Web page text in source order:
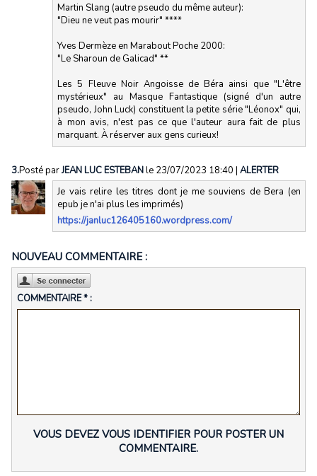
Martin Slang (autre pseudo du même auteur):
"Dieu ne veut pas mourir" ****
Yves Dermèze en Marabout Poche 2000:
"Le Sharoun de Galicad" **
Les 5 Fleuve Noir Angoisse de Béra ainsi que "L'être
mystérieux" au Masque Fantastique (signé d'un autre
pseudo, John Luck) constituent la petite série "Léonox" qui,
à mon avis, n'est pas ce que l'auteur aura fait de plus
marquant. À réserver aux gens curieux!
3.Posté parJEAN LUC ESTEBANle 23/07/2023 18:40 | ALERTER
Je vais relire les titres dont je me souviens de Bera (en
epub je n'ai plus les imprimés)
https://janluc126405160.wordpress.com/
NOUVEAU COMMENTAIRE :
COMMENTAIRE * :
VOUS DEVEZ VOUS IDENTIFIER POUR POSTER UN
COMMENTAIRE.